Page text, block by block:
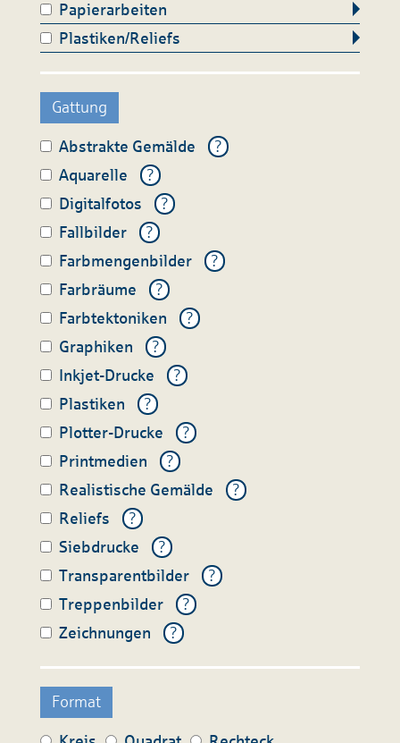
Papierarbeiten
Plastiken/Reliefs
Gattung
Abstrakte Gemälde
?
Aquarelle
?
Digitalfotos
?
Fallbilder
?
Farbmengenbilder
?
Farbräume
?
Farbtektoniken
?
Graphiken
?
Inkjet-Drucke
?
Plastiken
?
Plotter-Drucke
?
Printmedien
?
Realistische Gemälde
?
Reliefs
?
Siebdrucke
?
Transparentbilder
?
Treppenbilder
?
Zeichnungen
?
Format